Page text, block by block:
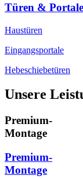
Türen & Portale
Haustüren
Eingangsportale
Hebeschiebetüren
Unsere
Premium-
Montage
Premium-
Montage